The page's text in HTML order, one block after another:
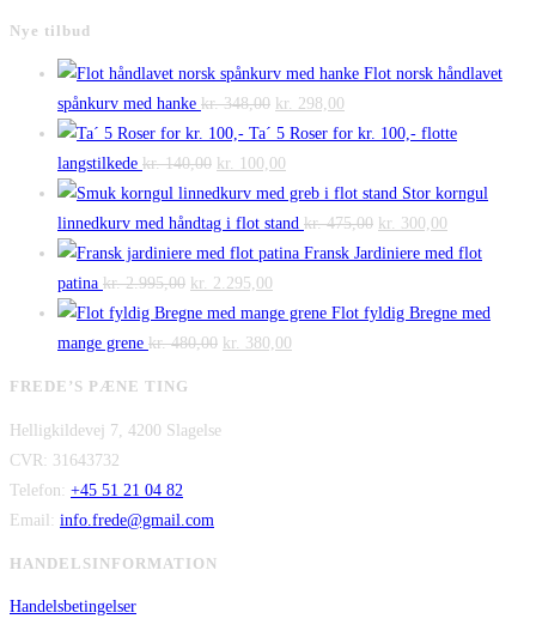
Nye tilbud
Flot norsk håndlavet
spånkurv med hanke kr.348,00 Den
oprindelige
pris
var:
kr. 348,00.
kr. 298,00
aktuelle
er:
kr. 298,00.
Ta´ 5 Roser for kr. 100,- flotte
langstilkede kr.140,00 Den
oprindelige
pris
var:
kr. 140,00.
kr. 100,00
aktuelle
pris
er:
Stor korngul
linnedkurv med håndtag i flot stand kr.475,00 Den
oprindelige
var:
kr. 300,00
aktuelle
er:
Fransk Jardiniere med flot
patina kr.2.995,00 Den
oprindelige
pris
kr. 2.295,00
aktuelle
pris
Flot fyldig Bregne med
mange grene kr.480,00 Den
kr. 380,00
FREDE’S PÆNE TING
Helligkildevej 7, 4200 Slagelse
CVR: 31643732
Telefon: +45 51 21 04 82
Email: info.frede@gmail.com
HANDELSINFORMATION
Handelsbetingelser